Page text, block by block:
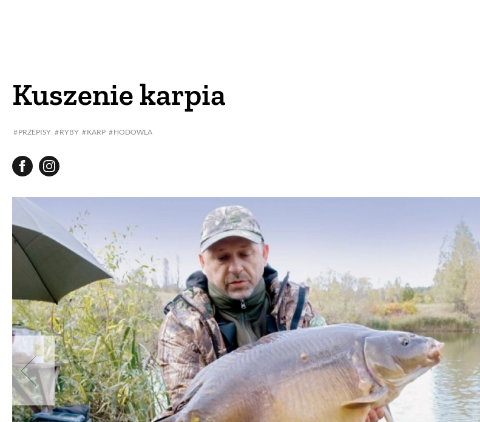
Kuszenie karpia
PRZEPISY RYBY KARP HODOWLA
PROJEKTOWANIE OGRODU
ZWYCZAJE
DANIA GŁÓWNE DODATKI